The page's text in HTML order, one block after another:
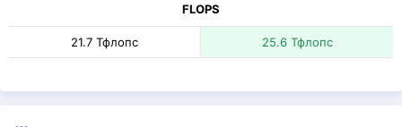
FLOPS
21.7 Тфлопс 25.6 Тфлопс